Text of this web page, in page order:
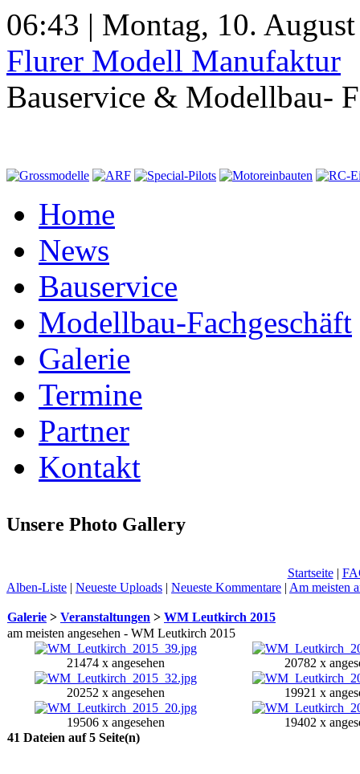
06:43 | Montag, 10.
Flurer Modell Manufaktur
Bauservice & Modellbau-
Home
News
Bauservice
Modellbau-Fachgeschäft
Galerie
Termine
Partner
Kontakt
Unsere Photo Gallery
Startseite|
Alben-Liste | Neueste Uploads | Neueste Kommentare | Am meisten
Galerie > Veranstaltungen > WM Leutkirch 2015
am meisten angesehen - WM Leutkirch 2015
21474 x angesehen 20782 x
20252 x angesehen 19921 x
19506 x angesehen
19402 x
41 Dateien auf 5 Seite(n)